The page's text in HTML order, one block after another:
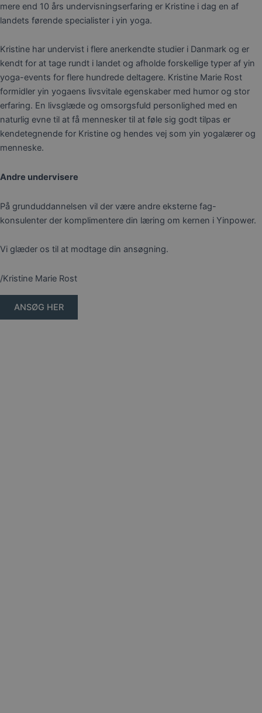
mere end 10 års undervisningserfaring er Kristine i dag en af
landets førende specialister i yin yoga.
Kristine har undervist i flere anerkendte studier i Danmark og er
kendt for at tage rundt i landet og afholde forskellige typer af yin
yoga-events for flere hundrede deltagere. Kristine Marie Rost
formidler yin yogaens livsvitale egenskaber med humor og stor
erfaring. En livsglæde og omsorgsfuld personlighed med en
naturlig evne til at få mennesker til at føle sig godt tilpas er
kendetegnende for Kristine og hendes vej som yin yogalærer og
menneske.
Andre undervisere
På grunduddannelsen vil der være andre eksterne fag-
konsulenter der komplimentere din læring om kernen i Yinpower.
Vi glæder os til at modtage din ansøgning.
/Kristine Marie Rost
ANSØG HER